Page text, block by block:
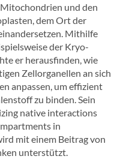
und den
dem Ort der
Mithilfe
der Kryo-
er herausfinden, wie
Zellorganellen an sich
anpassen, um effizient
zu binden. Sein
native interactions
in
mit einem Beitrag von
unterstützt.